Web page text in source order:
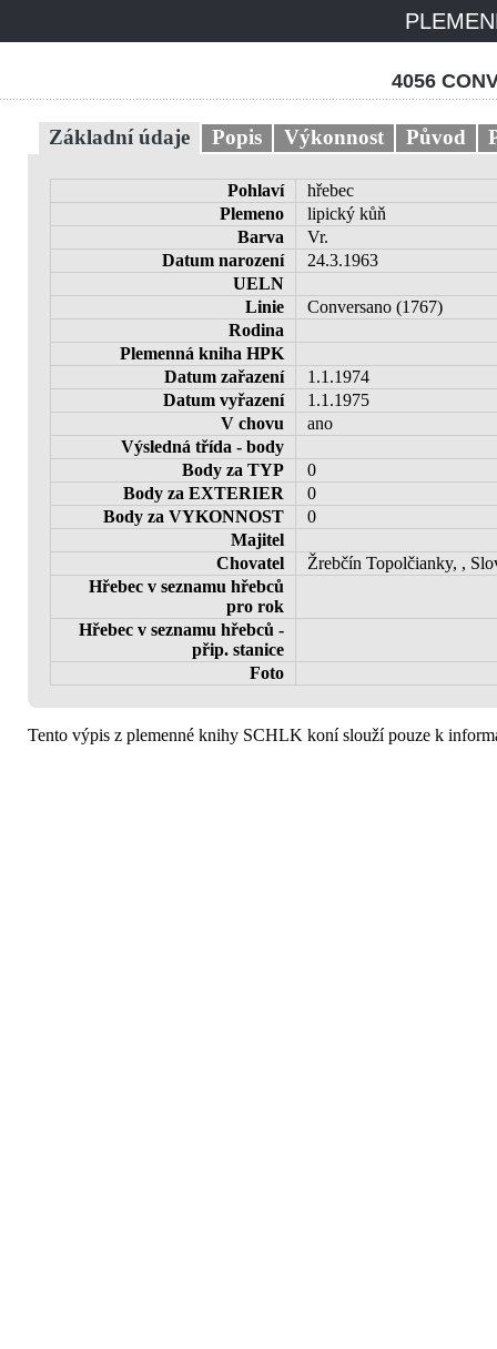
4056
Základní údaje Popis Výkonnost Původ
Pohlaví
hřebec
Plemeno
lipický kůň
Barva
Vr.
Datum narození
24.3.1963
UELN
Linie
Conversano (1767)
Rodina
Plemenná kniha HPK
Datum zařazení
1.1.1974
Datum vyřazení
1.1.1975
V chovu
ano
Výsledná třída - body
Body za TYP
0
Body za EXTERIER
0
Body za VYKONNOST
0
Majitel
Chovatel
Žrebčín Topolčianky, ,
Hřebec v seznamu hřebců
pro rok
Hřebec v seznamu hřebců -
přip. stanice
Foto
Tento výpis z plemenné knihy SCHLK koní slouží pouze k